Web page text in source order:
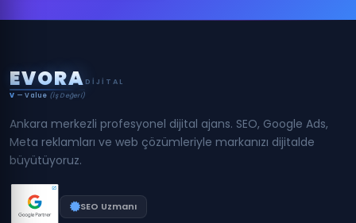
EVORA DIJITAL
V — Value (İş Değeri)
Ankara merkezli profesyonel dijital ajans. SEO, Google Ads,
Meta reklamları ve web çözümleriyle markanızı dijitalde
büyütüyoruz.
SEO Uzmanı